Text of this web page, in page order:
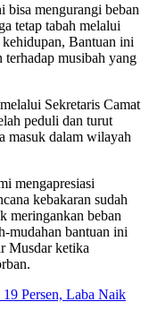
bisa mengurangi beban
tetap tabah melalui
Bantuan ini
musibah yang
Sekretaris Camat
peduli dan turut
masuk dalam wilayah
mengapresiasi
kebakaran sudah
meringankan beban
mudahan bantuan ini
Musdar ketika
Persen, Laba Naik